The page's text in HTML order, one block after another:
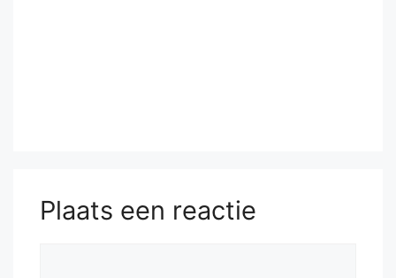
Plaats een reactie